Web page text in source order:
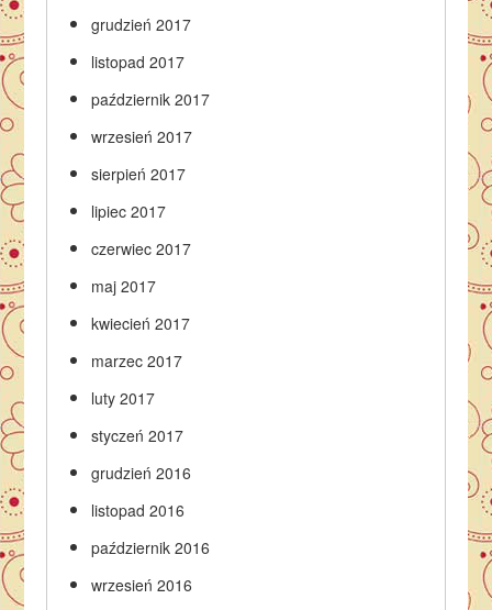
grudzień 2017
listopad 2017
październik 2017
wrzesień 2017
sierpień 2017
lipiec 2017
czerwiec 2017
maj 2017
kwiecień 2017
marzec 2017
luty 2017
styczeń 2017
grudzień 2016
listopad 2016
październik 2016
wrzesień 2016